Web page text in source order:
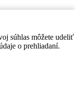
súhlas môžete udeliť
o prehliadaní.